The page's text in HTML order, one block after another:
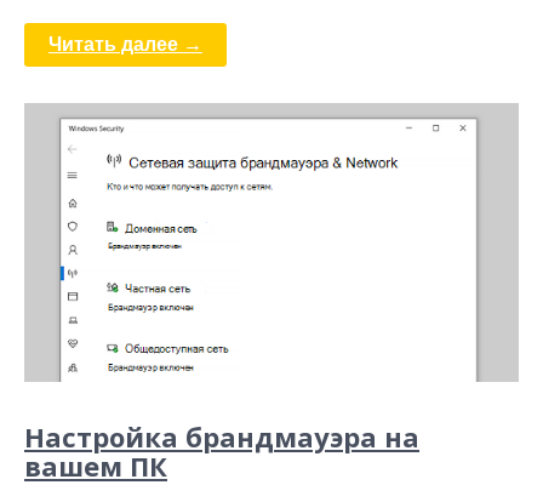
Читать далее →
Настройка брандмауэра на
вашем ПК